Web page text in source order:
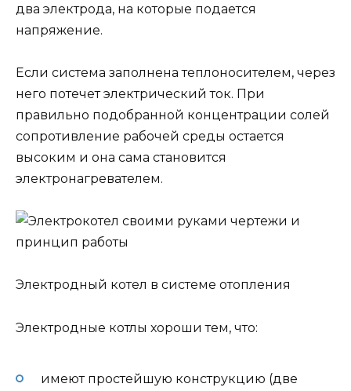
два электрода, на которые подается
напряжение.
Если система заполнена теплоносителем, через
него потечет электрический ток. При
правильно подобранной концентрации солей
сопротивление рабочей среды остается
высоким и она сама становится
электронагревателем.
Электродный котел в системе отопления
Электродные котлы хороши тем, что:
имеют простейшую конструкцию (две